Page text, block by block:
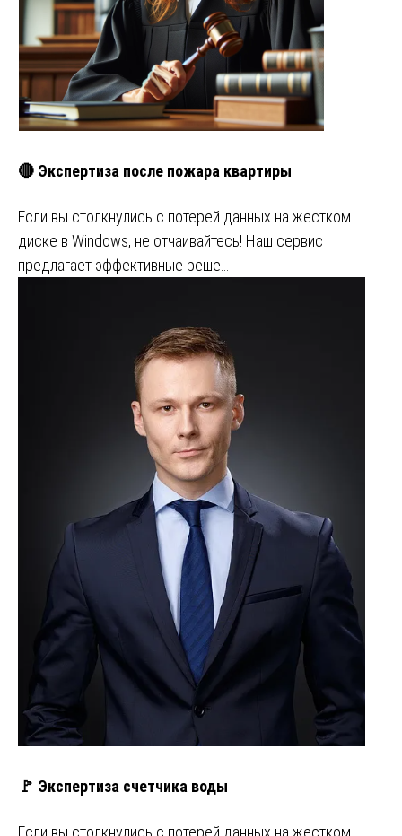
🔴 Экспертиза после пожара квартиры
Если вы столкнулись с потерей данных на жестком
диске в Windows, не отчаивайтесь! Наш сервис
предлагает эффективные реше…
🚩 Экспертиза счетчика воды
Если вы столкнулись с потерей данных на жестком